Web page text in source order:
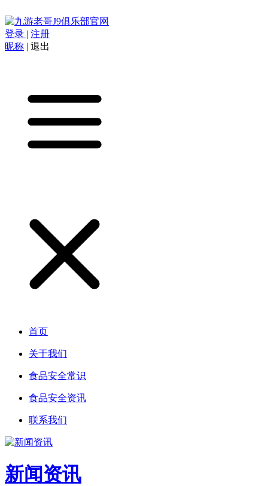
登录 | 注册
昵称 | 退出
首页
关于我们
食品安全常识
食品安全资讯
联系我们
新闻资讯